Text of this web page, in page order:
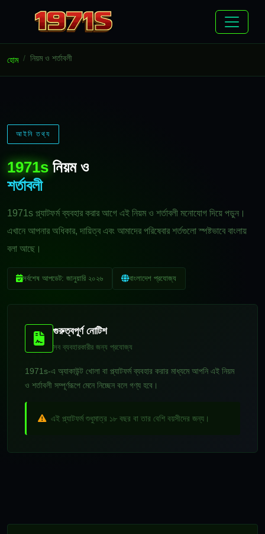
হোম নিয়ম ও শর্তাবলী
আইনি তথ্য
1971s নিয়ম ও
শর্তাবলী
1971s প্ল্যাটফর্ম ব্যবহার করার আগে এই নিয়ম ও শর্তাবলী মনোযোগ দিয়ে পড়ুন।
এখানে আপনার অধিকার, দায়িত্ব এবং আমাদের পরিষেবার শর্তগুলো স্পষ্টভাবে বাংলায়
বলা আছে।
সর্বশেষ আপডেট: জানুয়ারি ২০২৬ বাংলাদেশ প্রযোজ্য
গুরুত্বপূর্ণ নোটিশ
সব ব্যবহারকারীর জন্য প্রযোজ্য
1971s-এ অ্যাকাউন্ট খোলা বা প্ল্যাটফর্ম ব্যবহার করার মাধ্যমে আপনি এই নিয়ম
ও শর্তাবলী সম্পূর্ণরূপে মেনে নিচ্ছেন বলে গণ্য হবে।
এই প্ল্যাটফর্ম শুধুমাত্র ১৮ বছর বা তার বেশি বয়সীদের জন্য।